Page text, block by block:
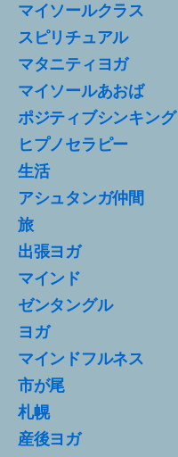
マイソールクラス
スピリチュアル
マタニティヨガ
マイソールあおば
ポジティブシンキング
ヒプノセラピー
生活
アシュタンガ仲間
旅
出張ヨガ
マインド
ゼンタングル
ヨガ
マインドフルネス
市が尾
札幌
産後ヨガ